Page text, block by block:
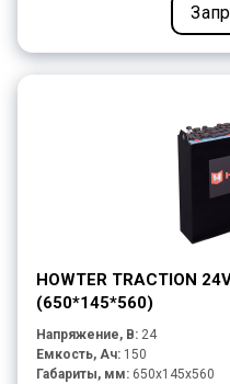
HOWTER TRACTION
(650*145*560)
Напряжение, В: 24
Емкость, Ач: 150
Габариты, мм: 650x145x560